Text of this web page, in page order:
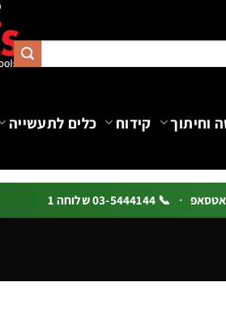
וחיתוך קידוח כלים לתעשייה
· 📞 03-5444144 שלוחה 1